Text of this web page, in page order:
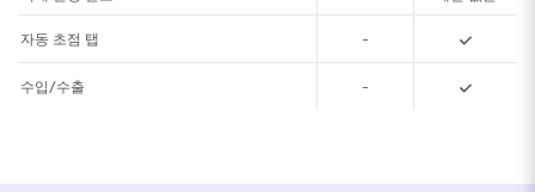
자동 초점 탭 -
수입/수출 -